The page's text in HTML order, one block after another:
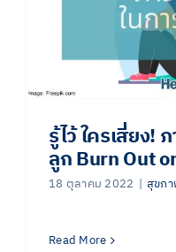
รู้ไว้ ใครเสี่ยง!
ลูก Burn Out
18 ตุลาคม 2022 | สุขภา
Read More